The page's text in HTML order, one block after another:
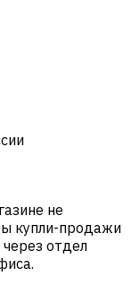
не
купли-продажи
отдел